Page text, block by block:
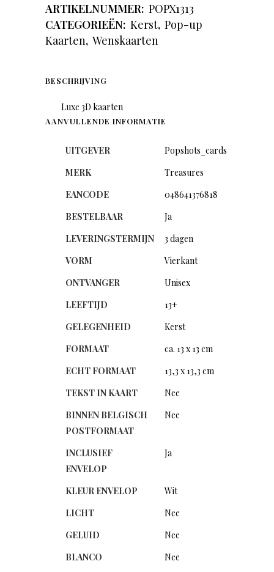
ARTIKELNUMMER: POPX1313
CATEGORIEËN: Kerst, Pop-up
Kaarten, Wenskaarten
BESCHRIJVING
Luxe 3D kaarten
AANVULLENDE INFORMATIE
UITGEVER
Popshots_cards
MERK
Treasures
EANCODE
048641376818
BESTELBAAR
Ja
LEVERINGSTERMIJN
3 dagen
VORM
Vierkant
ONTVANGER
Unisex
LEEFTIJD
13+
GELEGENHEID
Kerst
FORMAAT
ca. 13 x 13 cm
ECHT FORMAAT
13,3 x 13,3 cm
TEKST IN KAART
Nee
BINNEN BELGISCH
POSTFORMAAT
Nee
INCLUSIEF
ENVELOP
Ja
KLEUR ENVELOP
Wit
LICHT
Nee
GELUID
Nee
BLANCO
Nee